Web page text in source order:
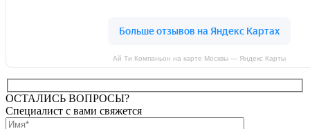
Ай Ти Компаньон на карте Москвы — Яндекс Карты
ОСТАЛИСЬ ВОПРОСЫ?
Специалист с вами свяжется